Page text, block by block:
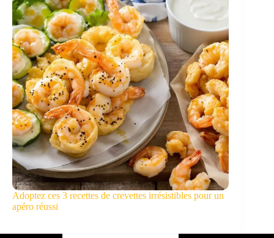
Adoptez ces 3 recettes de crevettes irrésistibles pour un
apéro réussi